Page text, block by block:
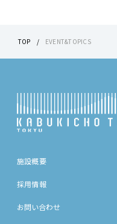
TOP EVENT&TOPICS
施設概要
採用情報
お問い合わせ